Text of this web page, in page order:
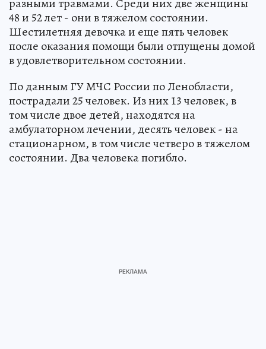
48 и 52 лет - они в тяжелом состоянии.
Шестилетняя девочка и еще пять человек
после оказания помощи были отпущены домой
в удовлетворительном состоянии.
По данным ГУ МЧС России по Ленобласти,
пострадали 25 человек. Из них 13 человек, в
том числе двое детей, находятся на
амбулаторном лечении, десять человек - на
стационарном, в том числе четверо в тяжелом
состоянии. Два человека погибло.